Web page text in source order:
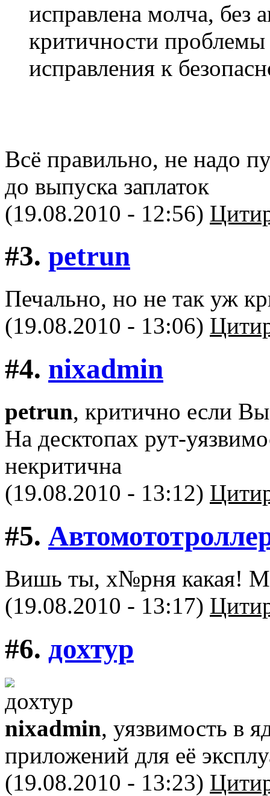
исправлена молча, без
критичности
исправления к
Всё правильно, не надо
до выпуска заплаток
(19.08.2010 - 12:56)
#3. petrun
Печально, но не так уж
(19.08.2010 - 13:06)
#4. nixadmin
petrun, критично если Вы
На десктопах рут-
некритична
(19.08.2010 - 13:12)
#5.
Вишь ты, х№рня какая!
(19.08.2010 - 13:17)
#6. дохтур
nixadmin, уязвимость в
приложений для её
(19.08.2010 - 13:23)